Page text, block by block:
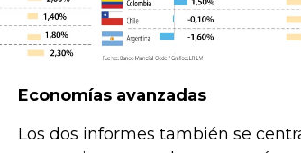
Economías avanzadas
Los dos informes también se